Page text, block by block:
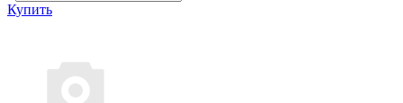
Купить